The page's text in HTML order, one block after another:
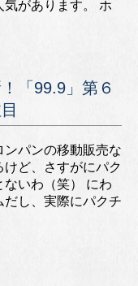
気があります。 ホ
「99.9」第６
ンパンの移動販売な
けど、さすがにパク
いわ（笑） にわ
し、実際にパクチ